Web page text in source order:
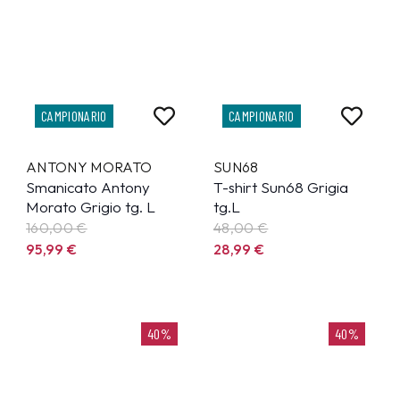
CAMPIONARIO
ANTONY MORATO
Smanicato Antony
Morato Grigio tg. L
160,00 €
95,99€
CAMPIONARIO
SUN68
T-shirt Sun68 Grigia
tg.L
48,00 €
28,99€
40% 40%